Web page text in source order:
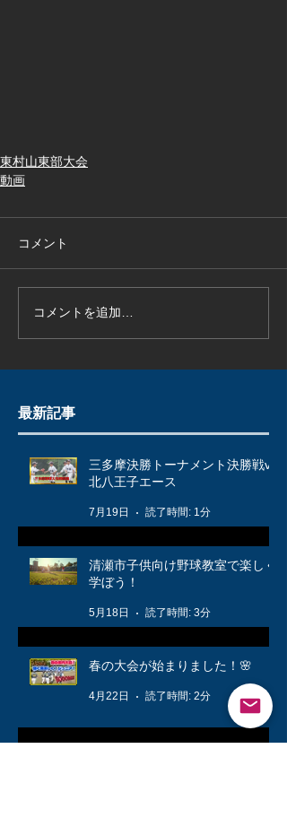
東村山東部大会
動画
コメント
コメントを追加…
最新記事
三多摩決勝トーナメント決勝戦vs
北八王子エース
7月19日 読了時間: 1分
清瀬市子供向け野球教室で楽しく
学ぼう！
5月18日 読了時間: 3分
春の大会が始まりました！🌸
4月22日 読了時間: 2分